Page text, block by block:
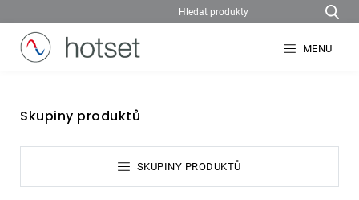
MENU
Skupiny produktů
SKUPINY PRODUKTŮ